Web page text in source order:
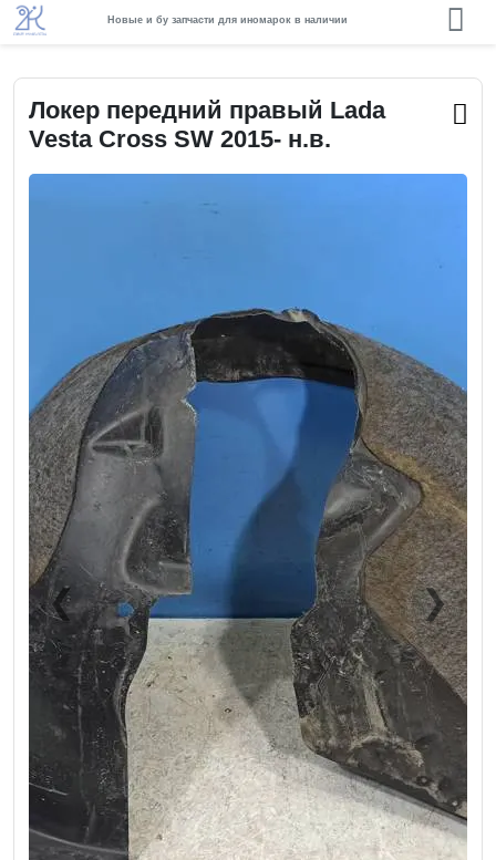
Новые и бу запчасти для иномарок в наличии
Локер передний правый Lada
Vesta Cross SW 2015- н.в.
❮Previous ❯Next